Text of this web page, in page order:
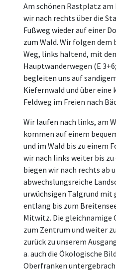
Am schönen Rastplatz am
wir nach rechts über die
Fußweg wieder auf einer
zum Wald. Wir folgen dem
Weg, links haltend, mit
Hauptwanderwegen (E
begleiten uns auf
Kiefernwald und über eine
Feldweg im Freien nach
Wir laufen nach links, am
kommen auf einem
und im Wald bis zu einem
wir nach links weiter bis
biegen wir nach rechts ab
abwechslungsreiche
urwüchsigen Talgrund mit
entlang bis zum
Mitwitz. Die gleichnamige
zum Zentrum und weiter
zurück zu unserem
a. auch die Ökologische
Oberfranken